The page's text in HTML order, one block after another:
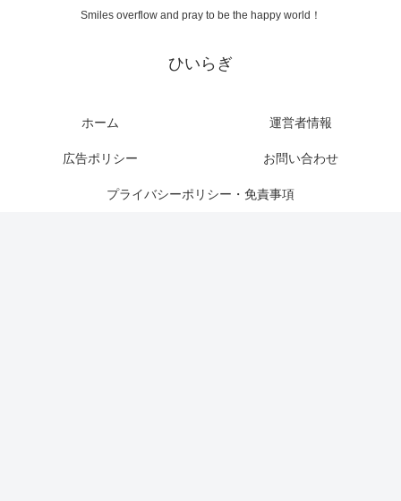
Smiles overflow and pray to be the happy world！
ひいらぎ
ホーム 運営者情報
広告ポリシー お問い合わせ
プライバシーポリシー・免責事項